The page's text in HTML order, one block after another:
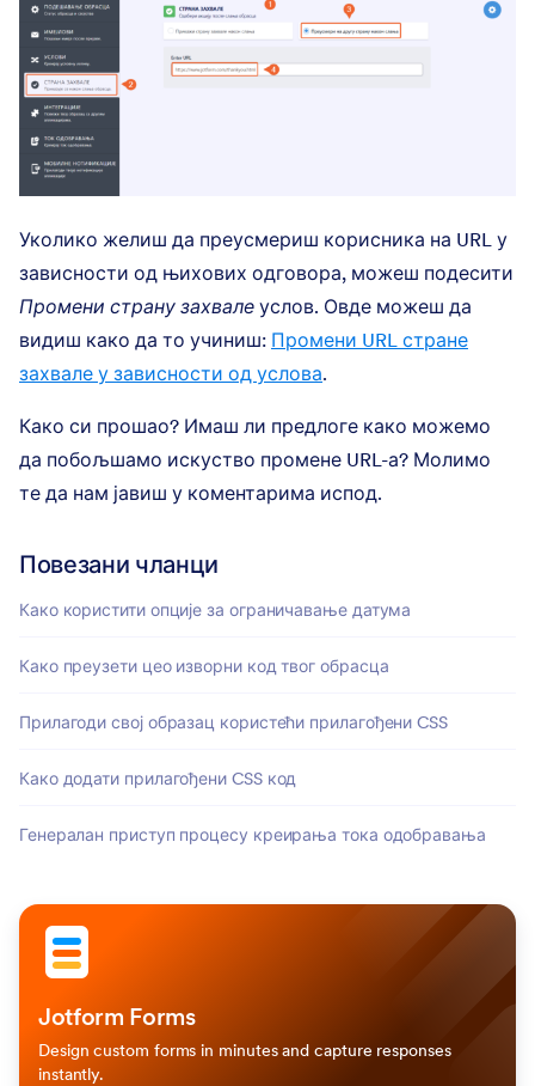
Уколико желиш да преусмериш корисника на URL у
зависности од њихових одговора, можеш подесити
Промени страну захвале услов. Овде можеш да
видиш како да то учиниш: Промени URL стране
захвале у зависности од услова.
Како си прошао? Имаш ли предлоге како можемо
да побољшамо искуство промене URL-а? Молимо
те да нам јавиш у коментарима испод.
Повезани чланци
Како користити опције за ограничавање датума
Како преузети цео изворни код твог обрасца
Прилагоди свој образац користећи прилагођени CSS
Како додати прилагођени CSS код
Генералан приступ процесу креирања тока одобравања
Jotform Forms
Design custom forms in minutes and capture responses
instantly.